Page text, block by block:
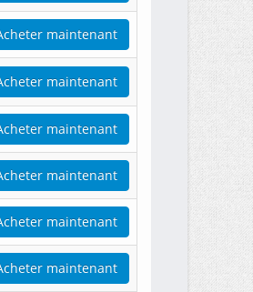
maintenant
maintenant
maintenant
maintenant
maintenant
maintenant